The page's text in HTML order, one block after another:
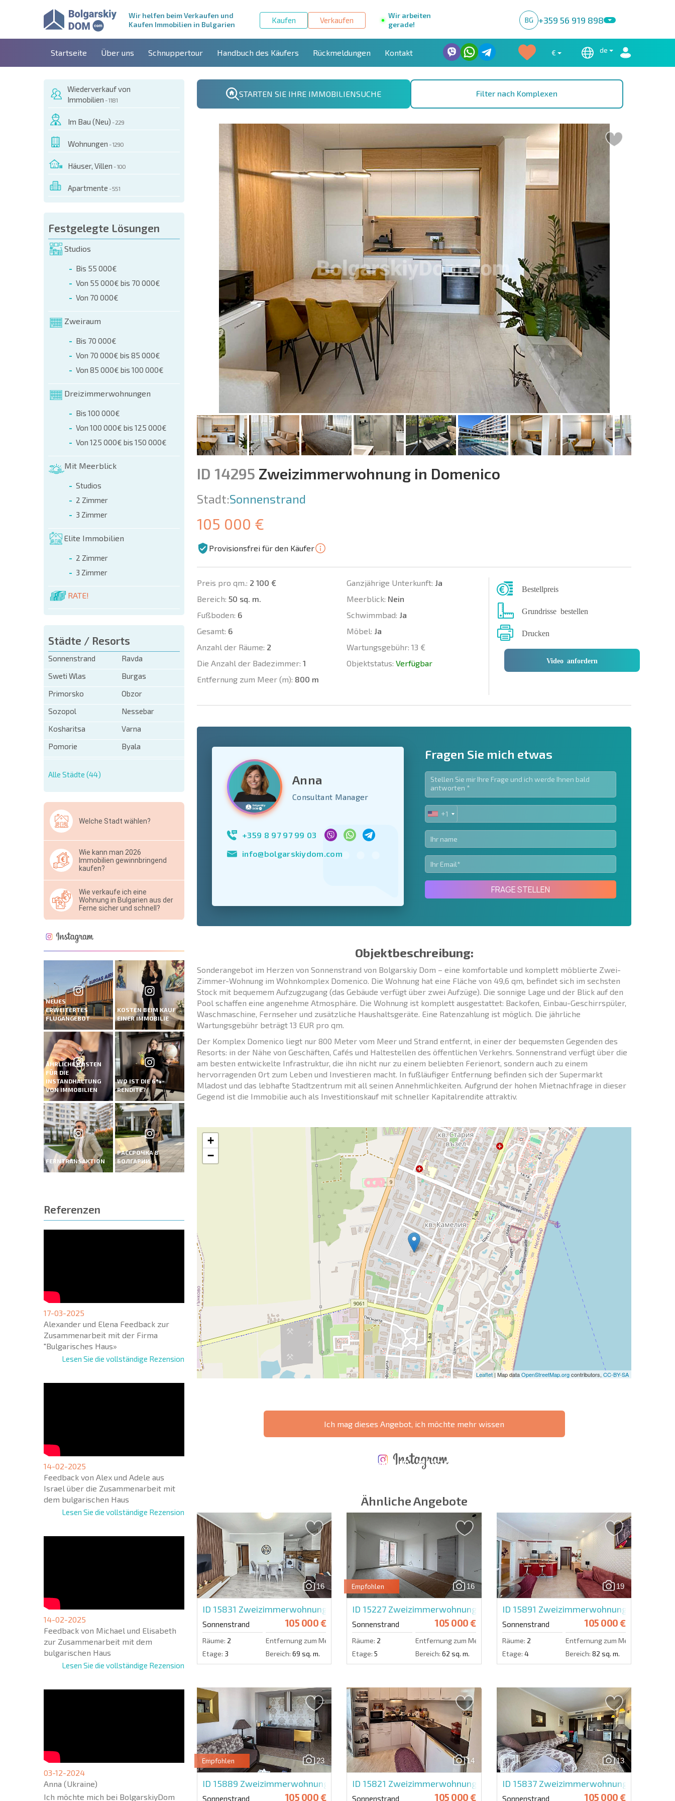
Wir helfen beim Verkaufen und
Kaufen Immobilien in Bulgarien
Kaufen Verkaufen
Wir arbeiten
gerade!
BG +359 56 919 898
Startseite Über uns Schnuppertour Handbuch des Käufers Rückmeldungen Kontakt € de
Wiederverkauf von
Immobilien - 1181
Im Bau (Neu) - 229
Wohnungen - 1290
Häuser, Villen - 100
Apartmente - 551
Festgelegte Lösungen
Studios
Bis 55 000€
Von 55 000€ bis 70 000€
Von 70 000€
Zweiraum
Bis 70 000€
Von 70 000€ bis 85 000€
Von 85 000€ bis 100 000€
Dreizimmerwohnungen
Bis 100 000€
Von 100 000€ bis 125 000€
Von 125 000€ bis 150 000€
Mit Meerblick
Studios
2 Zimmer
3 Zimmer
Elite Immobilien
2 Zimmer
3 Zimmer
RATE!
Städte / Resorts
Sonnenstrand
Ravda
Sweti Wlas
Burgas
Primorsko
Obzor
Sozopol
Nessebar
Kosharitsa
Varna
Pomorie
Byala
Alle Städte (44)
Welche Stadt wählen?
Wie kann man 2026
Immobilien gewinnbringend
kaufen?
Wie verkaufe ich eine
Wohnung in Bulgarien aus der
Ferne sicher und schnell?
NEUES
ERWEITERTES
FLUGANGEBOT
KOSTEN BEIM KAUF
EINER IMMOBILIE
ÄHRLICHE KOSTEN
FÜR DIE
INSTANDHALTUNG
VON IMMOBILIEN
WO IST DIE 6%-
RENDITE?
FERNTRANSAKTION
РАССРОЧКА В
БОЛГАРИИ
Referenzen
17-03-2025
Alexander und Elena Feedback zur
Zusammenarbeit mit der Firma
"Bulgarisches Haus»
Lesen Sie die vollständige Rezension
14-02-2025
Feedback von Alex und Adele aus
Israel über die Zusammenarbeit mit
dem bulgarischen Haus
Lesen Sie die vollständige Rezension
14-02-2025
Feedback von Michael und Elisabeth
zur Zusammenarbeit mit dem
bulgarischen Haus
Lesen Sie die vollständige Rezension
03-12-2024
Anna (Ukraine)
Ich möchte mich bei BolgarskiyDom
STARTEN SIE IHRE IMMOBILIENSUCHE Filter nach Komplexen
OBJEKT BESTELLEN
(name, E-mail, phone)
+359 8 9797 99 03
ID 14295 Zweizimmerwohnung in Domenico
Stadt:Sonnenstrand
105 000 €
Provisionsfrei für den Käufer
Preis pro qm.: 2 100 €
Bereich: 50 sq. m.
Fußboden: 6
Gesamt: 6
Anzahl der Räume: 2
Die Anzahl der Badezimmer: 1
Entfernung zum Meer (m): 800 m
Ganzjährige Unterkunft: Ja
Meerblick: Nein
Schwimmbad: Ja
Möbel: Ja
Wartungsgebühr: 13 €
Objektstatus: Verfügbar
Bestellpreis
Grundrisse bestellen
Drucken
Video anfordern
United
+1
* Benötigte Felder
Newsletter abonnieren | Durch Anklicken des Buttons stimmen Sie der
Nutzung Ihrer Daten zu.
Eine Nachricht schicken
Anna
Consultant Manager
+359 8 97 97 99 03
info@bolgarskiydom.com
Fragen Sie mich etwas
UNITED
STATES
+1
+1
FRAGE STELLEN
Objektbeschreibung:
Sonderangebot im Herzen von Sonnenstrand von Bolgarskiy Dom – eine komfortable und komplett möblierte Zwei-
Zimmer-Wohnung im Wohnkomplex Domenico. Die Wohnung hat eine Fläche von 49,6 qm, befindet sich im sechsten
Stock mit bequemem Aufzugzugang (das Gebäude verfügt über zwei Aufzüge). Die sonnige Lage und der Blick auf den
Pool schaffen eine angenehme Atmosphäre. Die Wohnung ist komplett ausgestattet: Backofen, Einbau-Geschirrspüler,
Waschmaschine, Fernseher und zusätzliche Haushaltsgeräte. Eine Ratenzahlung ist möglich. Die jährliche
Wartungsgebühr beträgt 13 EUR pro qm.
Der Komplex Domenico liegt nur 800 Meter vom Meer und Strand entfernt, in einer der bequemsten Gegenden des
Resorts: in der Nähe von Geschäften, Cafés und Haltestellen des öffentlichen Verkehrs. Sonnenstrand verfügt über die
am besten entwickelte Infrastruktur, die ihn nicht nur zu einem beliebten Ferienort, sondern auch zu einem
hervorragenden Ort zum Leben und Investieren macht. In fußläufiger Entfernung befinden sich der Supermarkt
Mladost und das lebhafte Stadtzentrum mit all seinen Annehmlichkeiten. Aufgrund der hohen Mietnachfrage in dieser
Gegend ist die Immobilie auch als Investitionskauf mit schneller Kapitalrendite attraktiv.
+
−
Leaflet | Map dataOpenStreetMap.orgcontributors, CC-BY-SA
Ich mag dieses Angebot, ich möchte mehr wissen
* Benötigte Felder
Newsletter abonnieren | Durch Anklicken des Buttons stimmen Sie der
Nutzung Ihrer Daten zu.
Eine Nachricht schicken
INSTANDHALTUNG
WO IST DIE 6%-
Ähnliche Angebote
16
ID 15831 Zweizimmerwohnung in Yassen
Sonnenstrand 105 000 €
Räume: 2 Entfernung zum Meer:
250 m.
Etage: 3 Bereich: 69 sq. m.
16
Empfohlen
ID 15227 Zweizimmerwohnung in La Mer Silver 2
Sonnenstrand 105 000 €
Räume: 2 Entfernung zum Meer:
500 m.
Etage: 5 Bereich: 62 sq. m.
19
ID 15891 Zweizimmerwohnung in Miramar
Sonnenstrand 105 000 €
Räume: 2 Entfernung zum Meer:
Etage: 4 Bereich: 82 sq. m.
23
Empfohlen
ID 15889 Zweizimmerwohnung in Barcelo Royal Beach
Sonnenstrand 105 000 €
14
ID 15821 Zweizimmerwohnung in Izida Palace
Sonnenstrand 105 000 €
13
ID 15837 Zweizimmerwohnung in Barcelo
Sonnenstrand 105 000 €